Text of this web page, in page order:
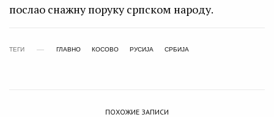
послао снажну поруку српском народу.
ТЕГИ ГЛАВНО КОСОВО РУСИЈА СРБИЈА
ПОХОЖИЕ ЗАПИСИ